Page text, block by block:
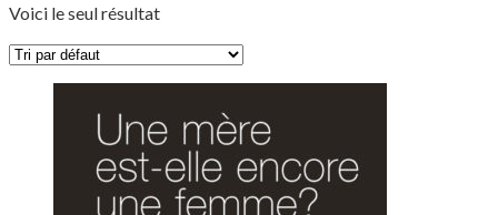
Voici le seul résultat